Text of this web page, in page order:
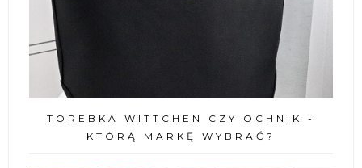
TOREBKA WITTCHEN CZY OCHNIK -
KTÓRĄ MARKĘ WYBRAĆ?